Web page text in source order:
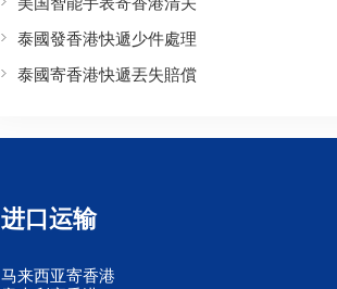
泰國發香港快遞少件處理
泰國寄香港快遞丟失賠償
进口运输
马来西亚寄香港